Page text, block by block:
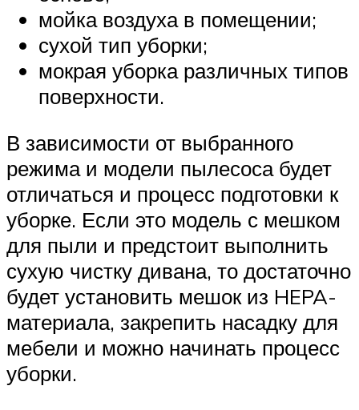
мойка воздуха в помещении;
сухой тип уборки;
мокрая уборка различных типов
поверхности.
В зависимости от выбранного
режима и модели пылесоса будет
отличаться и процесс подготовки к
уборке. Если это модель с мешком
для пыли и предстоит выполнить
сухую чистку дивана, то достаточно
будет установить мешок из HEPA-
материала, закрепить насадку для
мебели и можно начинать процесс
уборки.